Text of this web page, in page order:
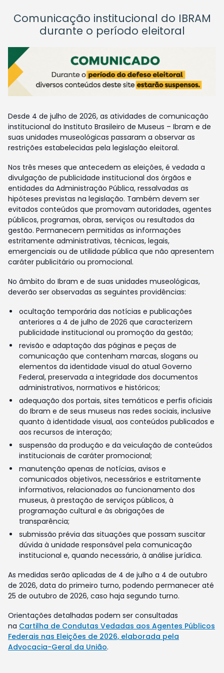
Comunicação institucional do IBRAM
durante o período eleitoral
Desde 4 de julho de 2026, as atividades de comunicação
institucional do Instituto Brasileiro de Museus – Ibram e de
suas unidades museológicas passaram a observar as
restrições estabelecidas pela legislação eleitoral.
Nos três meses que antecedem as eleições, é vedada a
divulgação de publicidade institucional dos órgãos e
entidades da Administração Pública, ressalvadas as
hipóteses previstas na legislação. Também devem ser
evitados conteúdos que promovam autoridades, agentes
públicos, programas, obras, serviços ou resultados da
gestão. Permanecem permitidas as informações
estritamente administrativas, técnicas, legais,
emergenciais ou de utilidade pública que não apresentem
caráter publicitário ou promocional.
No âmbito do Ibram e de suas unidades museológicas,
deverão ser observadas as seguintes providências:
ocultação temporária das notícias e publicações
anteriores a 4 de julho de 2026 que caracterizem
publicidade institucional ou promoção da gestão;
revisão e adaptação das páginas e peças de
comunicação que contenham marcas, slogans ou
elementos da identidade visual do atual Governo
Federal, preservada a integridade dos documentos
administrativos, normativos e históricos;
adequação dos portais, sites temáticos e perfis oficiais
do Ibram e de seus museus nas redes sociais, inclusive
quanto à identidade visual, aos conteúdos publicados e
aos recursos de interação;
suspensão da produção e da veiculação de conteúdos
institucionais de caráter promocional;
manutenção apenas de notícias, avisos e
comunicados objetivos, necessários e estritamente
informativos, relacionados ao funcionamento dos
museus, à prestação de serviços públicos, à
programação cultural e às obrigações de
transparência;
submissão prévia das situações que possam suscitar
dúvida à unidade responsável pela comunicação
institucional e, quando necessário, à análise jurídica.
As medidas serão aplicadas de 4 de julho a 4 de outubro
de 2026, data do primeiro turno, podendo permanecer até
25 de outubro de 2026, caso haja segundo turno.
Orientações detalhadas podem ser consultadas
na Cartilha de Condutas Vedadas aos Agentes Públicos
Federais nas Eleições de 2026, elaborada pela
Advocacia-Geral da União.